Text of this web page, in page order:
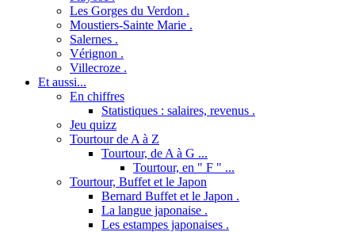
Les Gorges du Verdon .
Moustiers-Sainte Marie .
Salernes .
Vérignon .
Villecroze .
Et aussi...
En chiffres
Statistiques : salaires, revenus .
Jeu quizz
Tourtour de A à Z
Tourtour, de A à G ...
Tourtour, en " F " ...
Tourtour, Buffet et le Japon
Bernard Buffet et le Japon .
La langue japonaise .
Les estampes japonaises .